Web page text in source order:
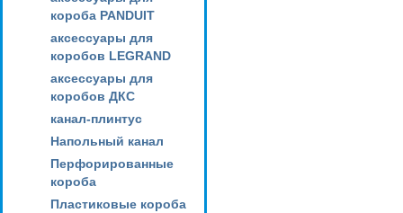
короба PANDUIT
аксессуары для
коробов LEGRAND
аксессуары для
коробов ДКС
канал-плинтус
Напольный канал
Перфорированные
короба
Пластиковые короба